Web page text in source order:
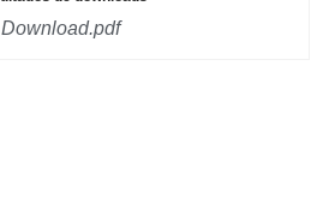
Download.pdf